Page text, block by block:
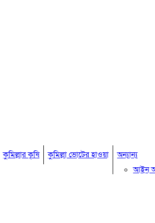
কুমিল্লার কৃষি কুমিল্লা ভোটের হাওয়া
অন্যান্য
আইন